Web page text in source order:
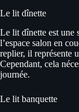
Le lit dînette
Le lit dînette est une
l’espace salon en
replier, il représente
Cependant, cela
journée.
Le lit banquette